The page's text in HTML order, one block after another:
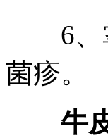
6、掌
菌疹。
牛